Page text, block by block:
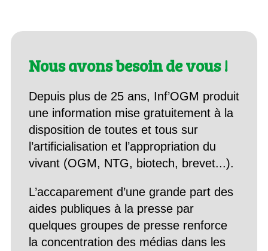
Nous avons besoin de vous !
Depuis plus de 25 ans, Inf’OGM produit
une information mise gratuitement à la
disposition de toutes et tous sur
l’artificialisation et l’appropriation du
vivant (OGM, NTG, biotech, brevet...).
L’accaparement d’une grande part des
aides publiques à la presse par
quelques groupes de presse renforce
la concentration des médias dans les